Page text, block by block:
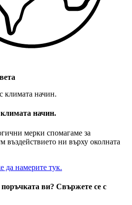
начин.
мерки спомагаме за
въздействието ни върху околната
намерите тук.
ви? Свържете се с